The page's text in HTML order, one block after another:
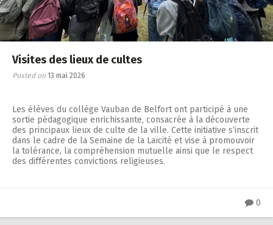
Visites des lieux de cultes
Posted on 13 mai 2026
Les élèves du collège Vauban de Belfort ont participé à une
sortie pédagogique enrichissante, consacrée à la découverte
des principaux lieux de culte de la ville. Cette initiative s’inscrit
dans le cadre de la Semaine de la Laïcité et vise à promouvoir
la tolérance, la compréhension mutuelle ainsi que le respect
des différentes convictions religieuses.
0